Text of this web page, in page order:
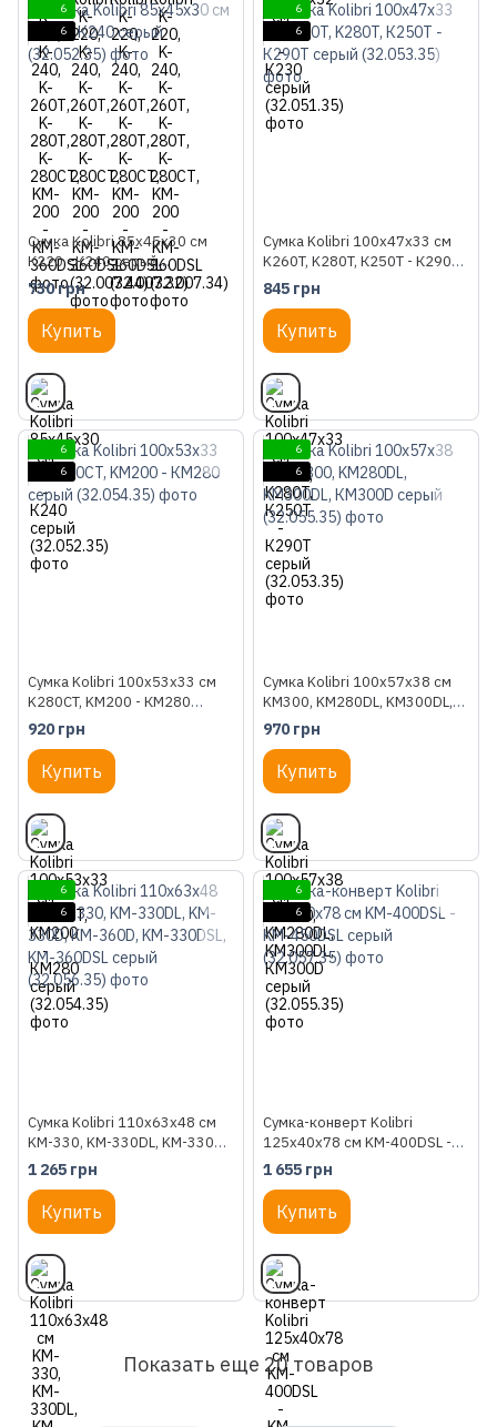
6
6
Сумка Kolibri 85х45х30 см
К220 - К240 серый
(32.052.35)
730 грн
Купить
6
6
Сумка Kolibri 100x47x33 см
K260T, K280T, К250T - К290T
серый (32.053.35)
845 грн
Купить
6
6
Сумка Kolibri 100x53x33 см
K280CT, KM200 - КM280
серый (32.054.35)
920 грн
Купить
6
6
Сумка Kolibri 100x57x38 см
KM300, KM280DL, KM300DL,
КM300D серый (32.055.35)
970 грн
Купить
6
6
Сумка Kolibri 110x63x48 см
KM-330, KM-330DL, KM-330D,
KM-360D, KM-330DSL, KM-
360DSL серый (32.056.35)
1 265 грн
Купить
6
6
Сумка-конверт Kolibri
125x40x78 см KM-400DSL -
KM-450DSL серый (32.057.35)
1 655 грн
Купить
Показать еще 20 товаров